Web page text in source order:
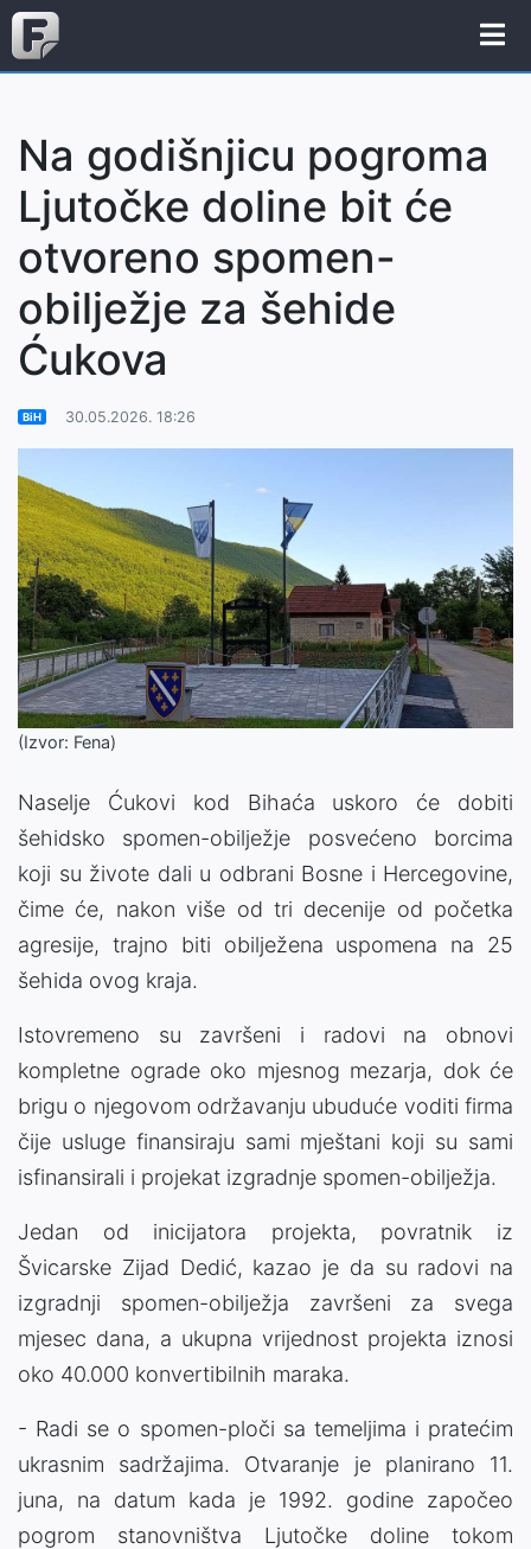
Na godišnjicu pogroma
Ljutočke doline bit će
otvoreno spomen-
obilježje za šehide
Ćukova
BiH 30.05.2026. 18:26
(Izvor: Fena)
Naselje Ćukovi kod Bihaća uskoro će dobiti
šehidsko spomen-obilježje posvećeno borcima
koji su živote dali u odbrani Bosne i Hercegovine,
čime će, nakon više od tri decenije od početka
agresije, trajno biti obilježena uspomena na 25
šehida ovog kraja.
Istovremeno su završeni i radovi na obnovi
kompletne ograde oko mjesnog mezarja, dok će
brigu o njegovom održavanju ubuduće voditi firma
čije usluge finansiraju sami mještani koji su sami
isfinansirali i projekat izgradnje spomen-obilježja.
Jedan od inicijatora projekta, povratnik iz
Švicarske Zijad Dedić, kazao je da su radovi na
izgradnji spomen-obilježja završeni za svega
mjesec dana, a ukupna vrijednost projekta iznosi
oko 40.000 konvertibilnih maraka.
- Radi se o spomen-ploči sa temeljima i pratećim
ukrasnim sadržajima. Otvaranje je planirano 11.
juna, na datum kada je 1992. godine započeo
pogrom stanovništva Ljutočke doline tokom